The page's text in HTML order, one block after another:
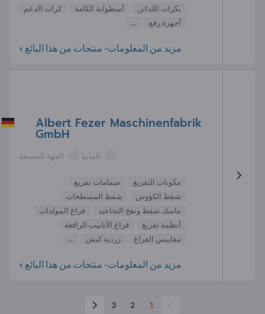
بكرات اللدائن
أسطوانة الكامة
كرات الدعم
أجهزة رفع
...
مزيد من المعلومات- منتجات من هذا البائع »
Albert Fezer Maschinenfabrik
GmbH
الجهة المصنعة ألمانيا
مكونات التفريغ
صمامات تفريغ
شفط الكؤوس
شفط المسطحات
ماسك شفط ونفخ التجاعيد
فراغ المولدات
أنظمة تفريغ
فراغ الأنابيب الرافعة
مقاييس الفراغ
زردية كبش ...
مزيد من المعلومات- منتجات من هذا البائع »
1
2
3